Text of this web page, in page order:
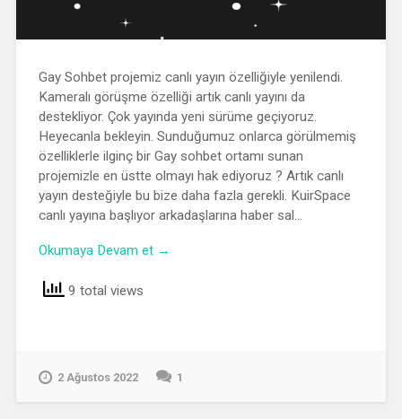
Gay Sohbet projemiz canlı yayın özelliğiyle yenilendi.
Kameralı görüşme özelliği artık canlı yayını da
destekliyor. Çok yayında yeni sürüme geçiyoruz.
Heyecanla bekleyin. Sunduğumuz onlarca görülmemiş
özelliklerle ilginç bir Gay sohbet ortamı sunan
projemizle en üstte olmayı hak ediyoruz ? Artık canlı
yayın desteğiyle bu bize daha fazla gerekli. KuirSpace
canlı yayına başlıyor arkadaşlarına haber sal…
Okumaya Devam et →
9 total views
2 Ağustos 2022 1